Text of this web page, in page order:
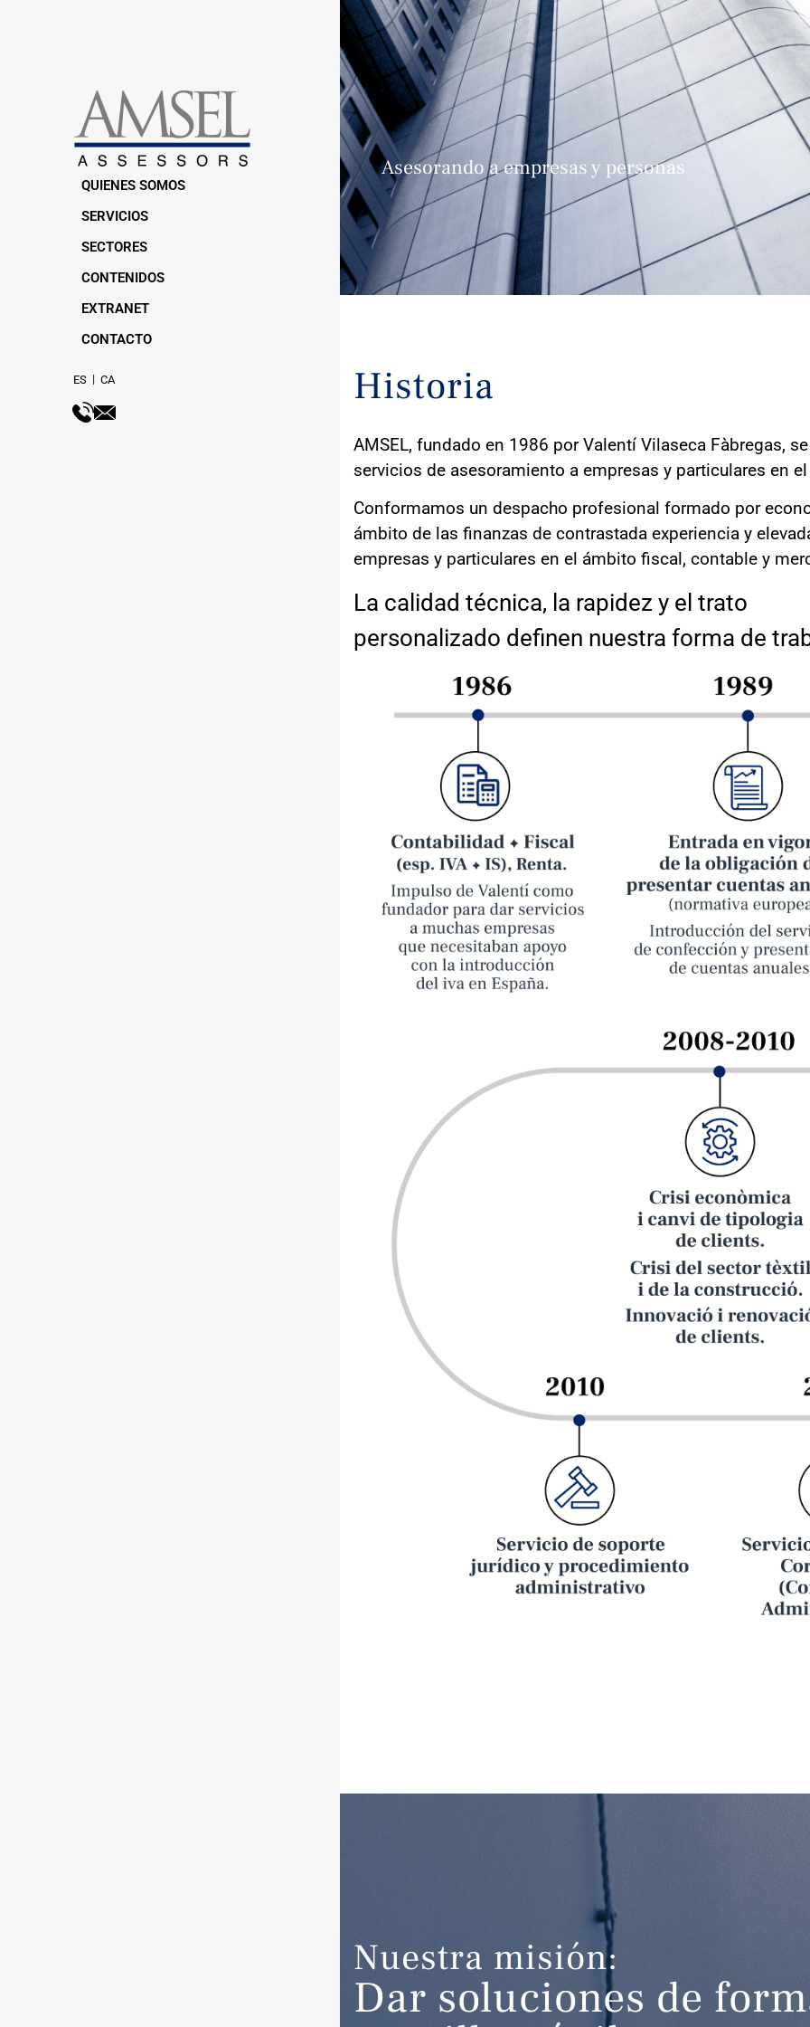
QUIENES SOMOS
SERVICIOS
SECTORES
CONTENIDOS
EXTRANET
CONTACTO
ES CA
Asesorando a empresas y personas
Historia
AMSEL, fundado en 1986 por Valentí Vilaseca Fàbregas,
servicios de asesoramiento a empresas y particulares en
Conformamos un despacho profesional formado por
ámbito de las finanzas de contrastada experiencia y
empresas y particulares en el ámbito fiscal, contable y
La calidad técnica, la rapidez y el trato
personalizado definen nuestra forma de
Nuestra misión:
Dar soluciones de